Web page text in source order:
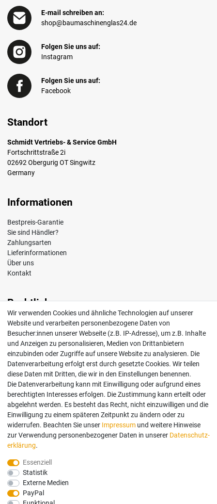
E-mail schreiben an:
shop@baumaschinenglas24.de
Folgen Sie uns auf:
Instagram
Folgen Sie uns auf:
Facebook
Standort
Schmidt Vertriebs- & Service GmbH
Fortschrittstraße 2i
02692 Obergurig OT Singwitz
Germany
Informationen
Bestpreis-Garantie
Sie sind Händler?
Zahlungsarten
Lieferinformationen
Über uns
Kontakt
Rechtliches
Impressum
AGB
Widerrufsrecht
Datenschutz
Vertrag widerrufen
Mein Konto
Anmelden
Registrieren
Bezahlung und Versand
Wir bieten Ihnen viele Möglichkeiten einer sicheren Bezahlung.
Wir verwenden Cookies und ähnliche Technologien auf unserer
Website und verarbeiten personenbezogene Daten von
Besucher:innen unserer Webseite (z.B. IP-Adresse), um z.B. Inhalte
und Anzeigen zu personalisieren, Medien von Drittanbietern
einzubinden oder Zugriffe auf unsere Website zu analysieren. Die
Datenverarbeitung erfolgt erst durch gesetzte Cookies. Wir teilen
diese Daten mit Dritten, die wir in den Einstellungen benennen.
Die Datenverarbeitung kann mit Einwilligung oder aufgrund eines
berechtigten Interesses erfolgen. Die Zustimmung kann erteilt oder
abgelehnt werden. Es besteht das Recht, nicht einzuwilligen und die
Einwilligung zu einem späteren Zeitpunkt zu ändern oder zu
widerrufen. Beachten Sie unser Impressum und weitere Hinweise
zur Verwendung personenbezogener Daten in unserer Daten­schutz­
erklärung.
Essenziell
Statistik
Externe Medien
PayPal